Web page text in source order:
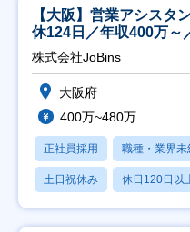
【大阪】営業アシスタ
休124日／年収400万～
株式会社JoBins
大阪府
400万~480万
正社員採用 職種・業界未
土日祝休み 休日120日以